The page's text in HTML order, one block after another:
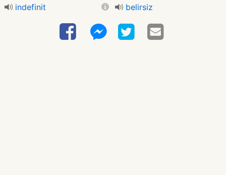
indefinit
belirsiz